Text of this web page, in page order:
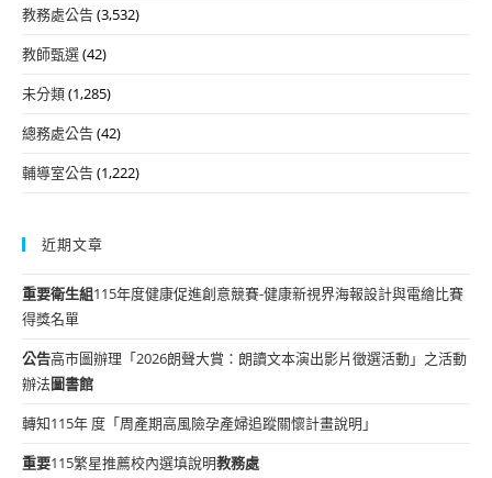
教務處公告(3,532)
教師甄選(42)
未分類(1,285)
總務處公告(42)
輔導室公告(1,222)
近期文章
重要衛生組115年度健康促進創意競賽-健康新視界海報設計與電繪比賽
得獎名單
公告高市圖辦理「2026朗聲大賞：朗讀文本演出影片徵選活動」之活動
辦法圖書館
轉知115年 度「周產期高風險孕產婦追蹤關懷計畫說明」
重要115繁星推薦校內選填說明教務處